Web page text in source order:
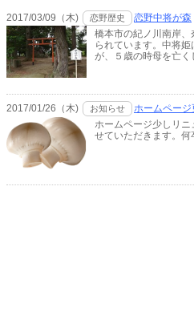
2017/03/09（木) 恋野歴史
恋野中将が森
橋本市の紀ノ川南岸
られています。中将
が、５歳の時母を亡く
2017/01/26（木) お知らせ
ホームペー
ホームページ少しリ
せていただきます。何